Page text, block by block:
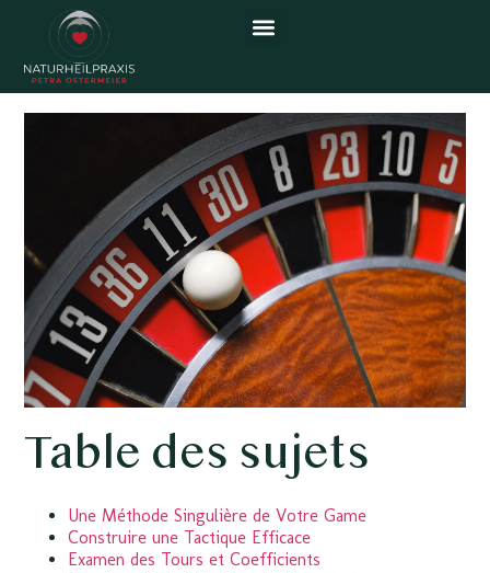
Table des sujets
Une Méthode Singulière de Votre Game
Construire une Tactique Efficace
Examen des Tours et Coefficients